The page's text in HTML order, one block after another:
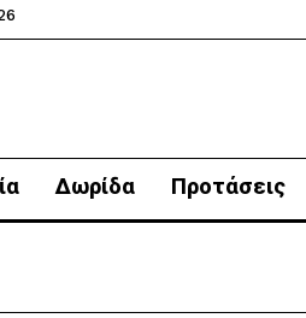
Δωρίδα Προτάσεις